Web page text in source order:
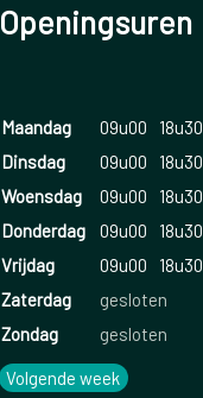
Openingsuren
Maandag 09u00
18u30
Dinsdag
09u00
18u30
Woensdag
09u00
18u30
Donderdag
09u00
18u30
Vrijdag
09u00
18u30
Zaterdag
gesloten
Zondag
gesloten
Volgende week